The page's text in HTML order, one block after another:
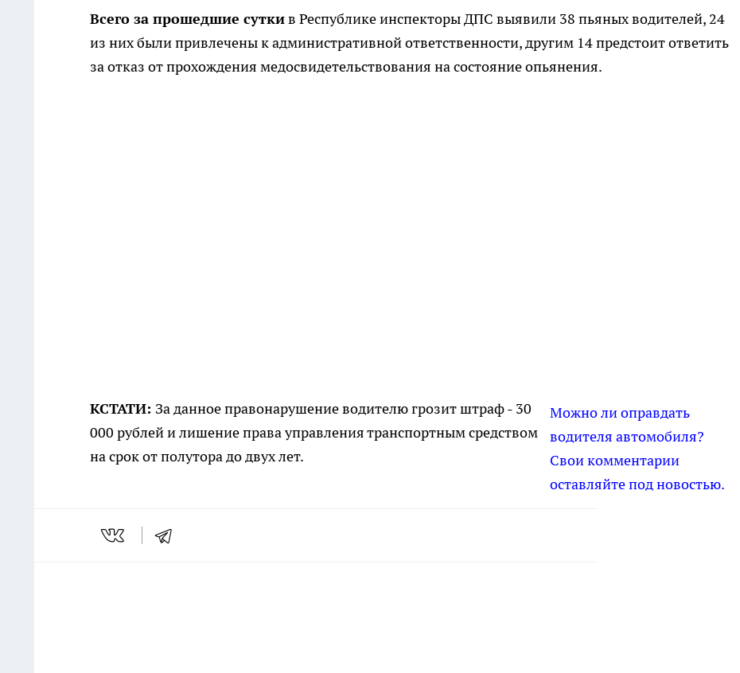
Всего за прошедшие суткив Республике инспекторы ДПС выявили 38 пьяных водителей, 24
из них были привлечены к административной ответственности, другим 14 предстоит ответить
за отказ от прохождения медосвидетельствования на состояние опьянения.
Можно ли оправдать
водителя автомобиля?
Свои комментарии
оставляйте под новостью.
КСТАТИ: За данное правонарушение водителю грозит штраф - 30
000 рублей и лишение права управления транспортным средством
на срок от полутора до двух лет.